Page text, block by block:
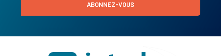
ABONNEZ-VOUS